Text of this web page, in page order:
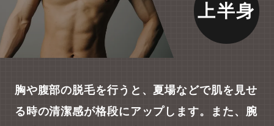
上半身
胸や腹部の脱毛を行うと、夏場などで肌を見せ
る時の清潔感が格段にアップします。また、腕